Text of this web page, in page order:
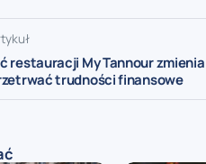
restauracji My Tannour zmienia
trudności finansowe